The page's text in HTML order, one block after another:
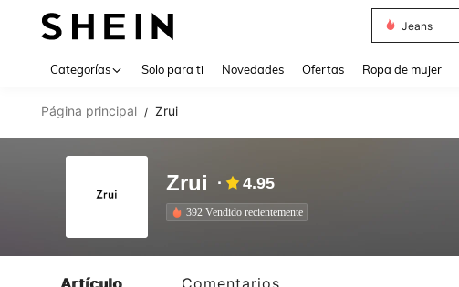
Jeans
Categorías Solo para ti Novedades Ofertas Ropa de mujer
Página principal / Zrui
Zrui 4.95
392 Vendido recientemente
Artículo Comentarios